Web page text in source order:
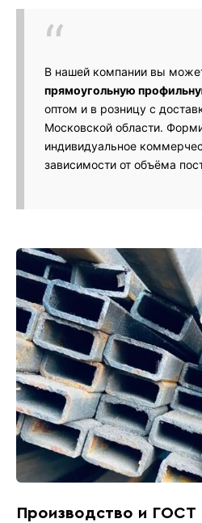
В нашей компании вы
прямоугольную
оптом и в розницу с
Московской области.
индивидуальное
зависимости от объёма
Производство и ГОСТ